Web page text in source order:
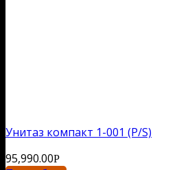
Унитаз компакт 1-001 (P/S)
95,990.00Р